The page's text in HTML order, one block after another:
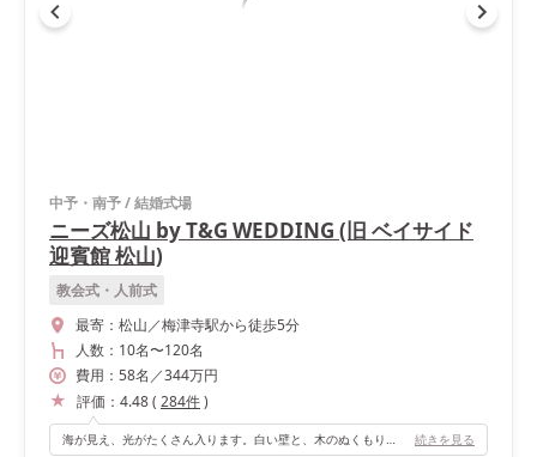
中予・南予/結婚式場
ニーズ松山 by T&G WEDDING (旧 ベイサイド
迎賓館 松山)
教会式・人前式
最寄： 松山／梅津寺駅から徒歩5分
人数： 10名〜120名
費用： 58名 ／344万円
評価： 4.48( 284件)
海が見え、光がたくさん入ります。白い壁と、木のぬくもりを感じられる"ナチュラルウエディング"なとっても可愛いチャペルです！ 続きを見る